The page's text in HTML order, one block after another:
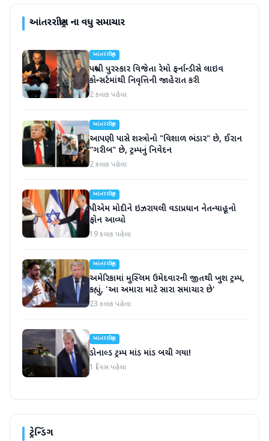
આંતરરાષ્ટ્રીયના વધુ સમાચાર
આંતરરાષ્ટ્રીય
પદ્મશ્રી પુરસ્કાર વિજેતા રેમો ફર્નાન્ડીસે લાઇવ
કોન્સર્ટમાંથી નિવૃત્તિની જાહેરાત કરી
2 કલાક પહેલા
આંતરરાષ્ટ્રીય
આપણી પાસે શસ્ત્રોનો "વિશાળ ભંડાર" છે, ઈરાન
"ગરીબ" છે, ટ્રમ્પનું નિવેદન
2 કલાક પહેલા
આંતરરાષ્ટ્રીય
પીએમ મોદીને ઇઝરાયલી વડાપ્રધાન નેતન્યાહૂનો
ફોન આવ્યો
19 કલાક પહેલા
આંતરરાષ્ટ્રીય
અમેરિકામાં મુસ્લિમ ઉમેદવારની જીતથી ખુશ ટ્રમ્પ,
કહ્યું, 'આ અમારા માટે સારા સમાચાર છે'
23 કલાક પહેલા
આંતરરાષ્ટ્રીય
ડોનાલ્ડ ટ્રમ્પ માંડ માંડ બચી ગયા!
1 દિવસ પહેલા
ટ્રેન્ડિંગ